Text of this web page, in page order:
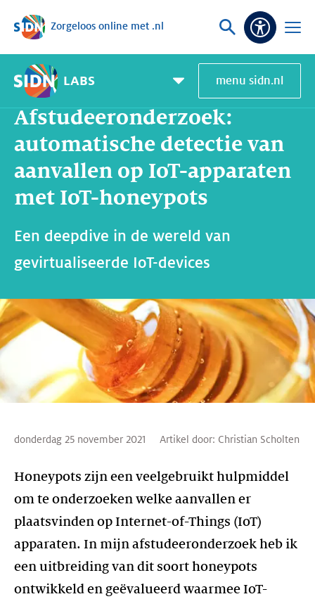
Sla navigatie over
Zorgeloos online met .nl
Vraag
zoek
Open
LABS
Pagemenu
toggle
menu sidn.nl
Home SIDN Labs
Afstudeeronderzoek:
automatische detectie van
aanvallen op IoT-apparaten
met IoT-honeypots
Een deepdive in de wereld van
gevirtualiseerde IoT-devices
donderdag 25 november 2021 Artikel door: Christian Scholten
Honeypots zijn een veelgebruikt hulpmiddel
om te onderzoeken welke aanvallen er
plaatsvinden op Internet-of-Things (IoT)
apparaten. In mijn afstudeeronderzoek heb ik
een uitbreiding van dit soort honeypots
ontwikkeld en geëvalueerd waarmee IoT-